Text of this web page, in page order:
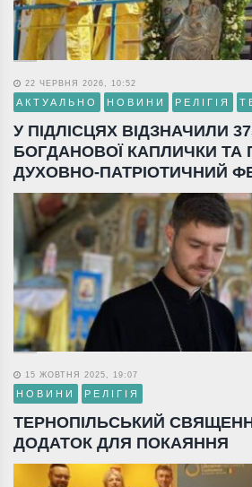
22 ЧЕРВНЯ 2026, 10:52
АКТУАЛЬНО НОВИНИ РЕЛІГІЯ
У ПІДЛІСЦЯХ ВІДЗНАЧИЛИ
БОГДАНОВОЇ КАПЛИЧКИ ТА
ДУХОВНО-ПАТРІОТИЧНИЙ
15 ЖОВТНЯ 2025, 19:07
НОВИНИ РЕЛІГІЯ
ТЕРНОПІЛЬСЬКИЙ
ДОДАТОК ДЛЯ ПОКАЯННЯ